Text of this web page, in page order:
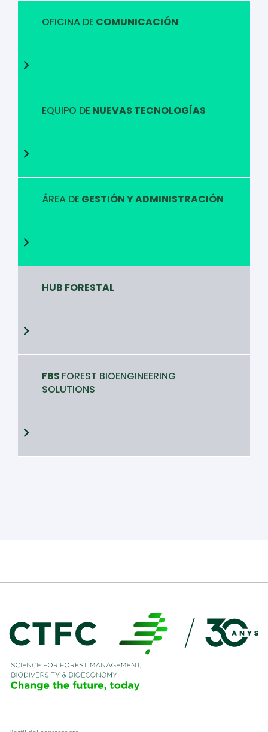
OFICINA DE COMUNICACIÓN
EQUIPO DE NUEVAS TECNOLOGÍAS
ÁREA DE GESTIÓN Y ADMINISTRACIÓN
HUB FORESTAL
FBS FOREST BIOENGINEERING
SOLUTIONS